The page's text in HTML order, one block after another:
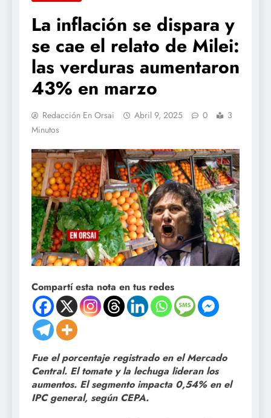
La inflación se dispara y
se cae el relato de Milei:
las verduras aumentaron
43% en marzo
Redacción En Orsai Abril 9, 2025 0
3
Minutos
Compartí esta nota en tus redes
Fue el porcentaje registrado en el Mercado
Central. El tomate y la lechuga lideran los
aumentos. El segmento impacta 0,54% en el
IPC general, según CEPA.